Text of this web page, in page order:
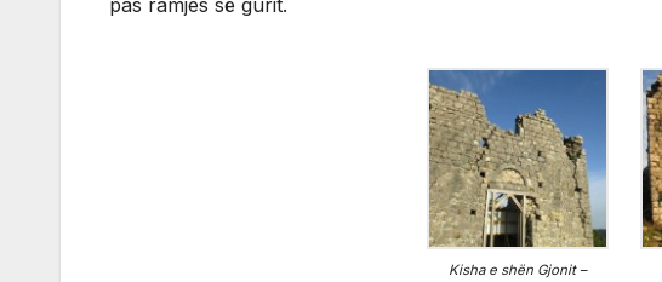
pas ramjes së gurit.
Kisha e shën Gjonit –